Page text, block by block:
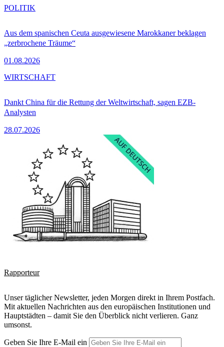
Aus dem spanischen Ceuta ausgewiesene Marokkaner beklagen
„zerbrochene Träume“
01.08.2026
POLITIK
Dankt China für die Rettung der Weltwirtschaft, sagen EZB-
Analysten
28.07.2026
WIRTSCHAFT
Rapporteur
Unser täglicher Newsletter, jeden Morgen direkt in Ihrem Postfach.
Mit aktuellen Nachrichten aus den europäischen Institutionen und
Hauptstädten – damit Sie den Überblick nicht verlieren. Ganz
umsonst.
Geben Sie Ihre E-Mail ein